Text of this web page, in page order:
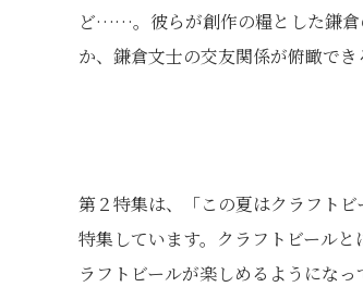
ど……。彼らが創作の糧とした鎌倉
か、鎌倉文士の交友関係が俯瞰で
第２特集は、「この夏はクラフト
特集しています。クラフトビール
ラフトビールが楽しめるようにな